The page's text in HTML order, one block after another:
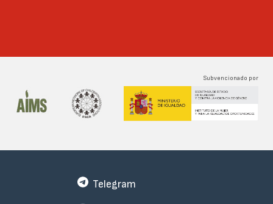
Subvencionado por
Telegram